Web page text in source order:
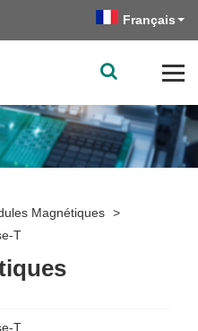
Français
Magnétiques >
T
T